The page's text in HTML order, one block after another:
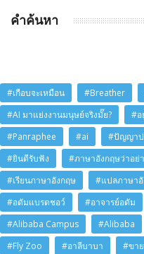
คำค้นหา
#เกือบจะเหมือน #Breather
#AI มาแย่งงานมนุษย์จริงมั๊ย?
#อ
#Panraphee
#ai #ปัญญาป
#ยินดีรับฟัง
#ภาษาอังกฤษว่าอย่า
#เรียนภาษาอังกฤษ
#แปลภาษา
#อดัมแบรดชอว์
#อาจารย์อดัม
#Alibaba Campus
#Alibaba
#Fly Zoo
#อาลีบาบา #ขา